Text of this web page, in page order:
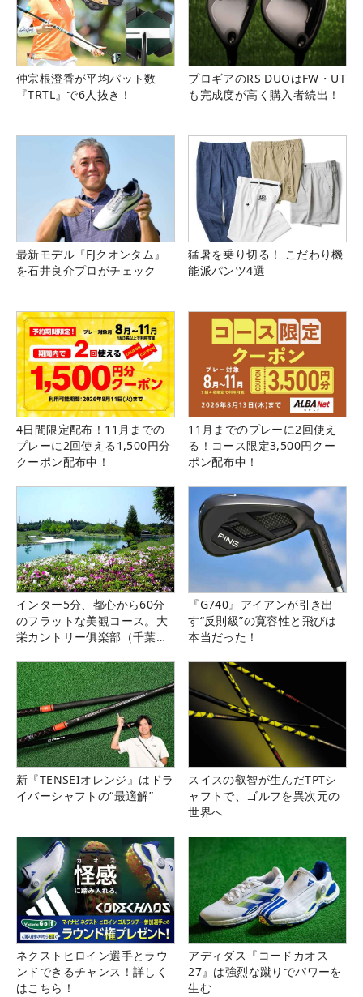
仲宗根澄香が平均パット数
『TRTL』で6人抜き！
プロギアのRS DUOはFW・UT
も完成度が高く購入者続出！
最新モデル『FJクオンタム』
を石井良介プロがチェック
猛暑を乗り切る！ こだわり機
能派パンツ4選
4日間限定配布！11月までの
プレーに2回使える1,500円分
クーポン配布中！
11月までのプレーに2回使え
る！コース限定3,500円クー
ポン配布中！
インター5分、都心から60分
のフラットな美観コース。大
栄カントリー俱楽部（千葉
『G740』アイアンが引き出
す“反則級”の寛容性と飛びは
本当だった！
新『TENSEIオレンジ』はドラ
イバーシャフトの“最適解”
スイスの叡智が生んだTPTシ
ャフトで、ゴルフを異次元の
世界へ
ネクストヒロイン選手とラウ
ンドできるチャンス！詳しく
はこちら！
アディダス『コードカオス
27』は強烈な蹴りでパワーを
生む